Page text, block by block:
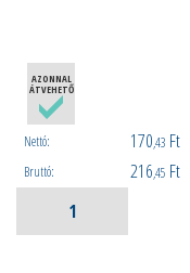
AZONNAL
ÁTVEHETŐ
Nettó: 170,43 Ft
Bruttó: 216,45 Ft